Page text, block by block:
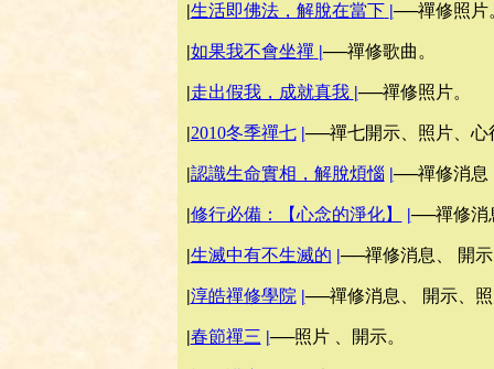
|生活即佛法，解脫在當下 |──禪修照片
|如果我不會坐禪 |──禪修歌曲。
|走出假我，成就真我 |──禪修照片。
|2010冬季禪七 |──禪七開示、照片、
|認識生命實相，解脫煩惱 |──禪修消息
|修行必備：【心念的淨化】 |──禪修消
|生滅中有不生滅的 |──禪修消息、 開
|淳皓禪修學院 |──禪修消息、 開示、
|春節禪三 |──照片 、開示。